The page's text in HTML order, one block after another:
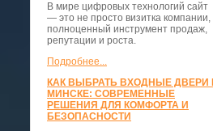
В мире цифровых технологий сайт
— это не просто визитка компании,
полноценный инструмент продаж,
репутации и роста.
Подробнее...
КАК ВЫБРАТЬ ВХОДНЫЕ ДВЕРИ
МИНСКЕ: СОВРЕМЕННЫЕ
РЕШЕНИЯ ДЛЯ КОМФОРТА И
БЕЗОПАСНОСТИ